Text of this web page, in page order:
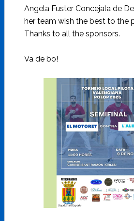
Angela Fuster Concejala de
her team wish the best to the
Thanks to all the sponsors.
Va de bo!